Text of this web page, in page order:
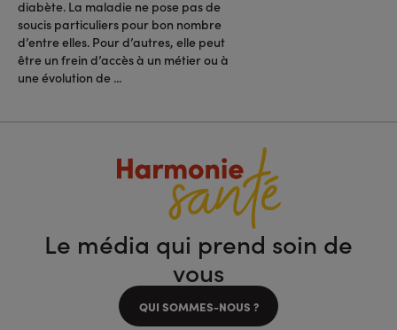
diabète. La maladie ne pose pas de
soucis particuliers pour bon nombre
d’entre elles. Pour d’autres, elle peut
être un frein d’accès à un métier ou à
une évolution de ...
Le média qui prend soin de
vous
QUI SOMMES-NOUS ?